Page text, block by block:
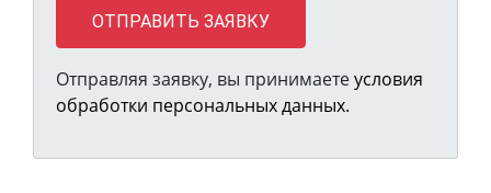
ОТПРАВИТЬ ЗАЯВКУ
Отправляя заявку, вы принимаетеусловия
обработки персональных данных.